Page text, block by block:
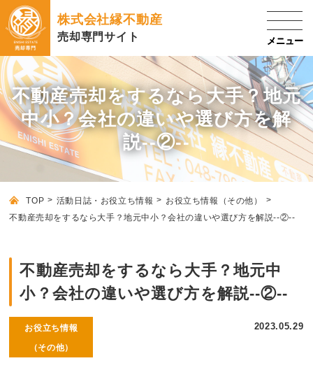
株式会社縁不動産
売却専門サイト
不動産売却をするなら大手？地元
中小？会社の違いや選び方を解
説--②--
TOP 活動日誌・お役立ち情報
お役立ち情報（その他）
不動産売却をするなら大手？地元中小？会社の違いや選び方を解説--②--
不動産売却をするなら大手？地元中
小？会社の違いや選び方を解説--②--
お役立ち情報
（その他）
2023.05.29